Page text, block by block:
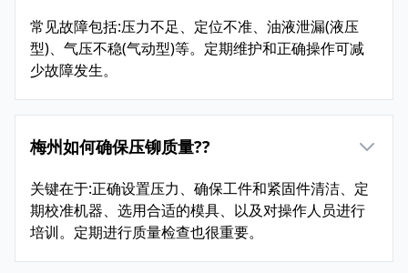
常见故障包括:压力不足、定位不准、油液泄漏(液压
型)、气压不稳(气动型)等。定期维护和正确操作可减
少故障发生。
梅州如何确保压铆质量??
关键在于:正确设置压力、确保工件和紧固件清洁、定
期校准机器、选用合适的模具、以及对操作人员进行
培训。定期进行质量检查也很重要。